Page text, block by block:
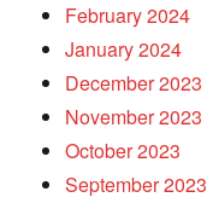
February 2024
January 2024
December 2023
November 2023
October 2023
September 2023